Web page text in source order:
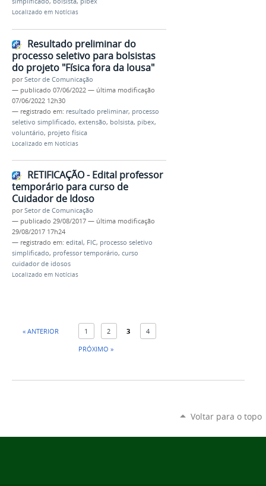
Localizado em Notícias
Resultado preliminar do
processo seletivo para bolsistas
do projeto "Física fora da lousa"
porSetor de Comunicação
— publicado 07/06/2022 — última modificação
07/06/2022 12h30
— registrado em: resultado preliminar, processo
seletivo simplificado, extensão, bolsista, pibex,
voluntário, projeto física
Localizado em Notícias
RETIFICAÇÃO - Edital professor
temporário para curso de
Cuidador de Idoso
porSetor de Comunicação
— publicado 29/08/2017 — última modificação
29/08/2017 17h24
— registrado em: edital, FIC, processo seletivo
simplificado, professor temporário, curso
cuidador de idosos
Localizado em Notícias
« ANTERIOR 1 2 3
4
PRÓXIMO »
Voltar para o topo